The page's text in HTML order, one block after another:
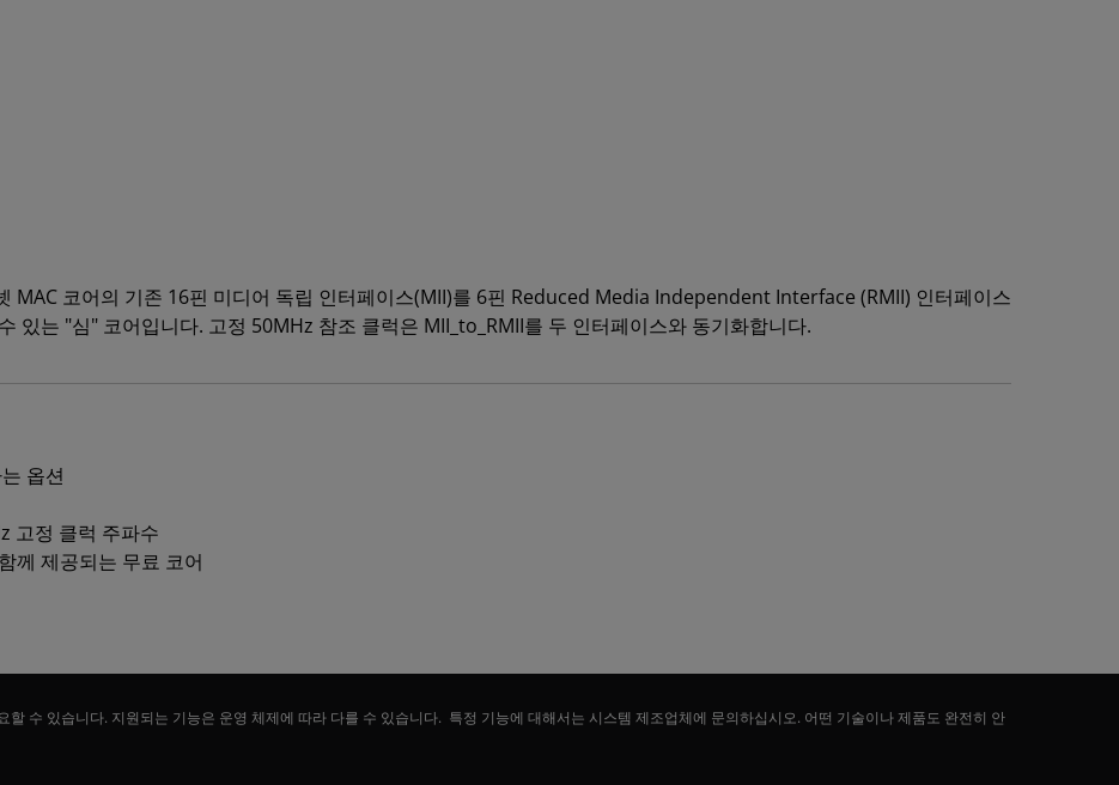
MAC 코어의 기존 16핀 미디어 독립 인터페이스(MII)를 6핀 Reduced Media Independent Interface (RMII) 인터페이스
있는 "심" 코어입니다. 고정 50MHz 참조 클럭은 MII_to_RMII를 두 인터페이스와 동기화합니다.
옵션
고정 클럭 주파수
께 제공되는 무료 코어
수 있습니다. 지원되는 기능은 운영 체제에 따라 다를 수 있습니다. 특정 기능에 대해서는 시스템 제조업체에 문의하십시오. 어떤 기술이나 제품도 완전히 안